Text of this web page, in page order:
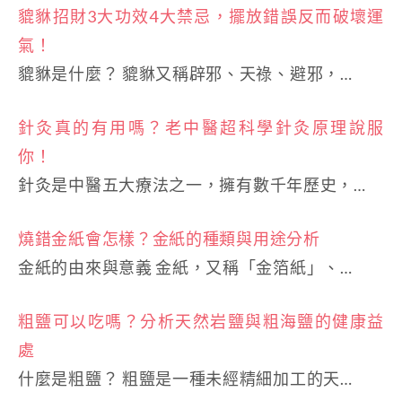
貔貅招財3大功效4大禁忌，擺放錯誤反而破壞運
氣！
貔貅是什麼？ 貔貅又稱辟邪、天祿、避邪，…
針灸真的有用嗎？老中醫超科學針灸原理說服
你！
針灸是中醫五大療法之一，擁有數千年歷史，…
燒錯金紙會怎樣？金紙的種類與用途分析
金紙的由來與意義 金紙，又稱「金箔紙」、…
粗鹽可以吃嗎？分析天然岩鹽與粗海鹽的健康益
處
什麼是粗鹽？ 粗鹽是一種未經精細加工的天…